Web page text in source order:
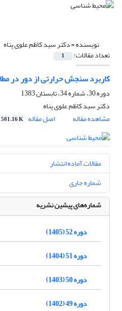
نویسنده =دکتر سید کاظم علوی پناه
تعداد مقالات: 1
کاربرد سنجش حرارتی از دور در
دوره 30، شماره 34، تابستان 1383
دکتر سید کاظم علوی پناه
مشاهده مقاله
اصل مقاله 501.16 K
مقالات آماده انتشار
شماره جاری
شماره‌های پیشین نشریه
دوره 52 (1405)
دوره 51 (1404)
دوره 50 (1403)
دوره 49 (1402)